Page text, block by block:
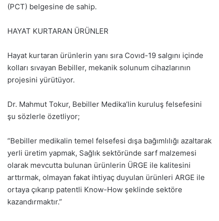
(PCT) belgesine de sahip.
HAYAT KURTARAN ÜRÜNLER
Hayat kurtaran ürünlerin yanı sıra Covıd-19 salgını içinde
kolları sıvayan Bebiller, mekanik solunum cihazlarının
projesini yürütüyor.
Dr. Mahmut Tokur, Bebiller Medika’lin kuruluş felsefesini
şu sözlerle özetliyor;
“Bebiller medikalin temel felsefesi dışa bağımlılığı azaltarak
yerli üretim yapmak, Sağlık sektöründe sarf malzemesi
olarak mevcutta bulunan ürünlerin ÜRGE ile kalitesini
arttırmak, olmayan fakat ihtiyaç duyulan ürünleri ARGE ile
ortaya çıkarıp patentli Know-How şeklinde sektöre
kazandırmaktır.”